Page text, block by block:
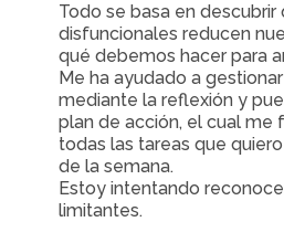
Todo se basa en descubrir
disfuncionales reducen
qué debemos hacer para
Me ha ayudado a
mediante la reflexión y
plan de acción, el cual me
todas las tareas que
de la semana.
Estoy intentando
limitantes.